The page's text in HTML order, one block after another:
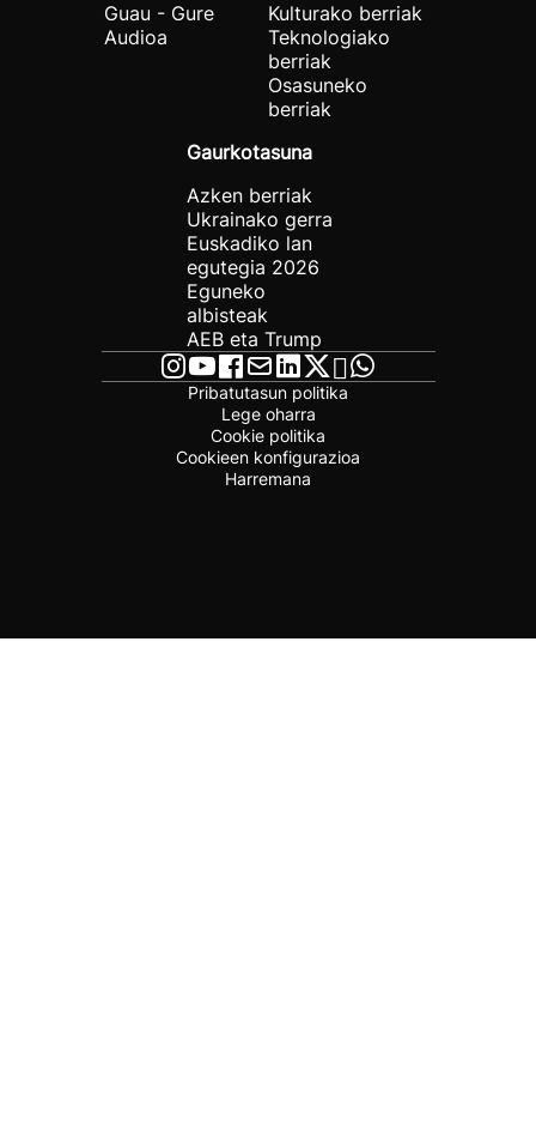
Guau - Gure
Audioa
Kulturako berriak
Teknologiako
berriak
Osasuneko
berriak
Gaurkotasuna
Azken berriak
Ukrainako gerra
Euskadiko lan
egutegia 2026
Eguneko
albisteak
AEB eta Trump
Pribatutasun politika
Lege oharra
Cookie politika
Cookieen konfigurazioa
Harremana